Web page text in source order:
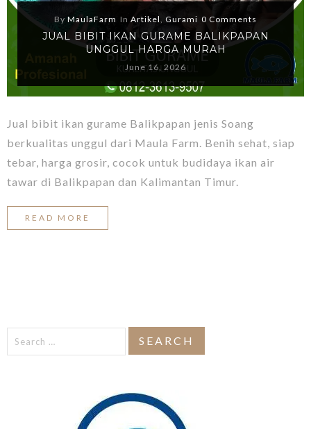
By MaulaFarm In Artikel, Gurami 0 Comments
JUAL BIBIT IKAN GURAME BALIKPAPAN
UNGGUL HARGA MURAH
June 16, 2026
Jual bibit ikan gurame Balikpapan jenis Soang
berkualitas unggul dari Maula Farm. Benih sehat, siap
tebar, harga grosir, cocok untuk budidaya ikan air
tawar di Balikpapan dan Kalimantan Timur.
READ MORE
Search
for: